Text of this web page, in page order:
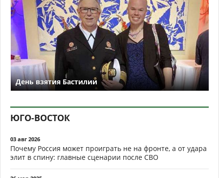
День взятия Бастилии
ЮГО-ВОСТОК
03 авг 2026
Почему Россия может проиграть не на фронте, а от удара
элит в спину: главные сценарии после СВО